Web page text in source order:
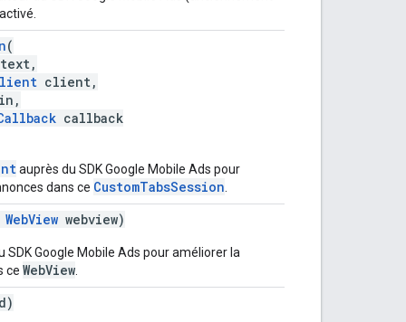
(
client,
callback
auprès du SDK Google Mobile Ads pour
dans ce CustomTabsSession
WebView webview)
SDK Google Mobile Ads pour améliorer la
ce WebView